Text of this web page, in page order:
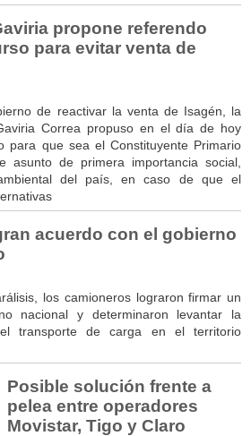
propone referendo
para evitar venta de
de reactivar la venta de Isagén, la
Correa propuso en el día de hoy
para que sea el Constituyente Primario
asunto de primera importancia social,
del país, en caso de que el
acuerdo con el gobierno
los camioneros lograron firmar un
nacional y determinaron levantar la
transporte de carga en el territorio
Posible solución frente a
pelea entre operadores
Movistar, Tigo y Claro